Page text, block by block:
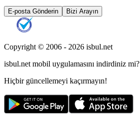
E-posta Gönderin Bizi Arayın
Copyright © 2006 - 2026 isbul.net
isbul.net mobil uygulamasını indirdiniz mi?
Hiçbir güncellemeyi kaçırmayın!